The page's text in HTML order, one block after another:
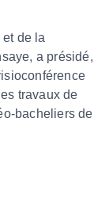
de la
a présidé,
travaux de
bacheliers de